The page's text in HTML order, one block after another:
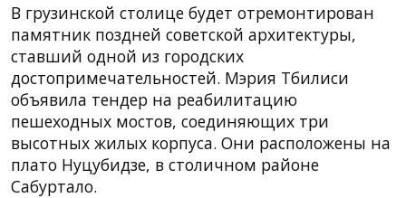
В грузинской столице будет отремонтирован
памятник поздней советской архитектуры,
ставший одной из городских
достопримечательностей. Мэрия Тбилиси
объявила тендер на реабилитацию
пешеходных мостов, соединяющих три
высотных жилых корпуса. Они расположены на
плато Нуцубидзе, в столичном районе
Сабуртало.